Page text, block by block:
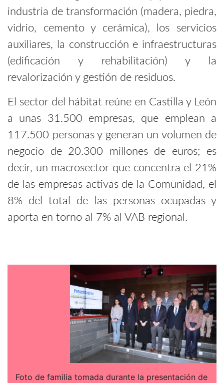
industria de transformación (madera, piedra,
vidrio, cemento y cerámica), los servicios
auxiliares, la construcción e infraestructuras
(edificación y rehabilitación) y la
revalorización y gestión de residuos.
El sector del hábitat reúne en Castilla y León
a unas 31.500 empresas, que emplean a
117.500 personas y generan un volumen de
negocio de 20.300 millones de euros; es
decir, un macrosector que concentra el 21%
de las empresas activas de la Comunidad, el
8% del total de las personas ocupadas y
aporta en torno al 7% al VAB regional.
Foto de familia tomada durante la presentación de